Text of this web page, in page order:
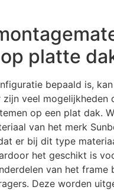
platte
bepaald is,
zijn veel mogelijkheden
op een plat dak.
van het merk
er bij dit type
het geschikt is
van het frame
Deze worden